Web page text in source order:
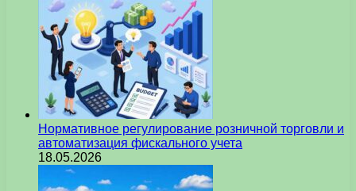
Нормативное регулирование розничной торговли и
автоматизация фискального учета
18.05.2026